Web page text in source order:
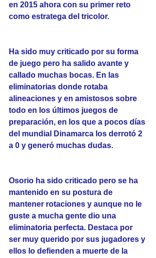
en 2015 ahora con su primer reto
como estratega del tricolor.
Ha sido muy criticado por su forma
de juego pero ha salido avante y
callado muchas bocas. En las
eliminatorias donde rotaba
alineaciones y en amistosos sobre
todo en los últimos juegos de
preparación, en los que a pocos días
del mundial Dinamarca los derrotó 2
a 0 y generó muchas dudas.
Osorio ha sido criticado pero se ha
mantenido en su postura de
mantener rotaciones y aunque no le
guste a mucha gente dio una
eliminatoria perfecta. Destaca por
ser muy querido por sus jugadores y
ellos lo defienden a muerte de la